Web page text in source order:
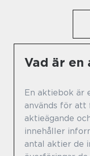
Vad är en
En aktiebok är
används för att
aktieägande
innehåller
antal aktier de